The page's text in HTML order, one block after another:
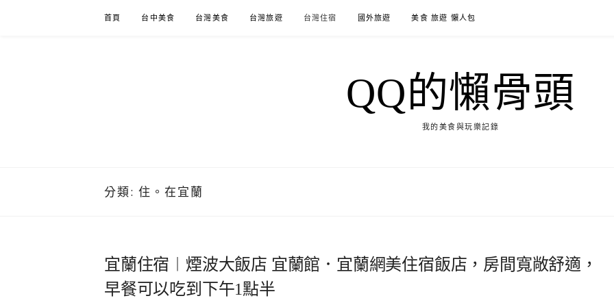
首頁 台中美食 台灣美食 台灣旅遊 台灣住宿 國外旅遊 美食 旅遊 懶人包
QQ的懶骨頭
我的美食與玩樂記錄
分類: 住。在宜蘭
宜蘭住宿︱煙波大飯店 宜蘭館．宜蘭網美住宿飯店，房間寬敞舒適，
早餐可以吃到下午1點半